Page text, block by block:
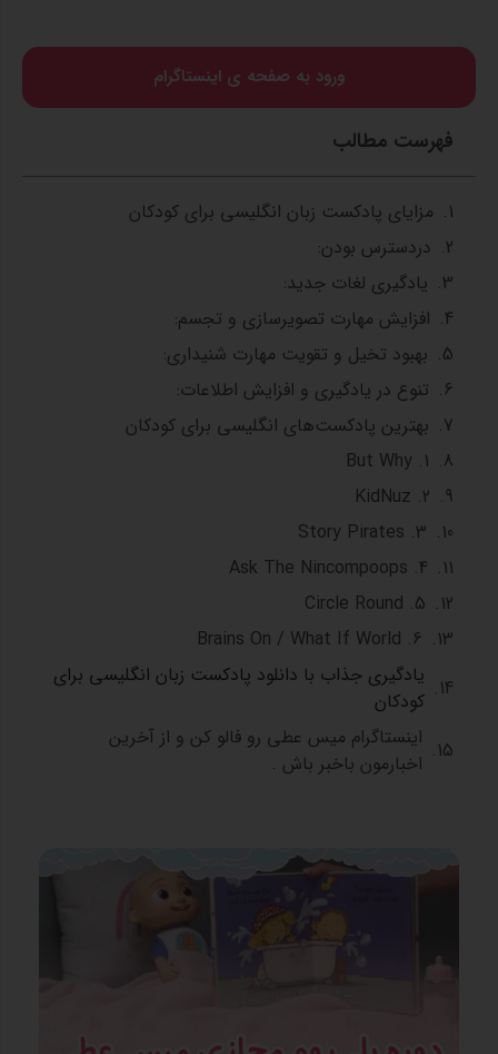
ورود به صفحه ی اینستاگرام
فهرست مطالب
مزایای پادکست زبان انگلیسی برای کودکان
دردسترس بودن:
یادگیری لغات جدید:
افزایش مهارت تصویرسازی و تجسم:
بهبود تخیل و تقویت مهارت شنیداری:
تنوع در یادگیری و افزایش اطلاعات:
بهترین پادکست‌های انگلیسی برای کودکان
1. But Why
2. KidNuz
3. Story Pirates
4. Ask The Nincompoops
5. Circle Round
6. Brains On / What If World
یادگیری جذاب با دانلود پادکست زبان انگلیسی برای
کودکان
اینستاگرام میس عطی رو فالو کن و از آخرین
اخبارمون باخبر باش .